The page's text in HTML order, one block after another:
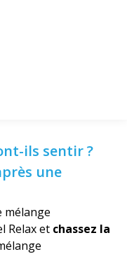
ils sentir ?
une
mélange
Relax et chassez la